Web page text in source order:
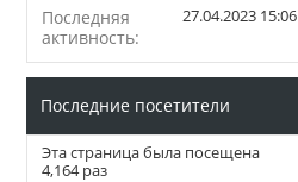
Последняя
активность
27.04.2023 15:06
Последние посетители
Эта страница была посещена
4,164раз